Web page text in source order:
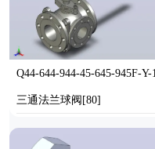
Q44-644-944-45-645-945F-Y-
三通法兰球阀[80]
STEP